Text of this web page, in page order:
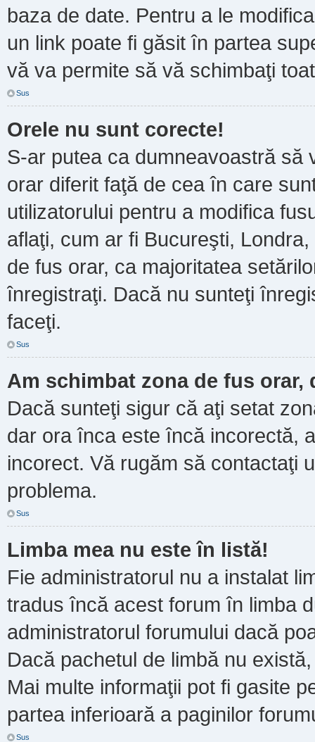
baza de date. Pentru a le
un link poate fi găsit în partea
vă va permite să vă schimbaţi
Sus
Orele nu sunt corecte!
S-ar putea ca dumneavoastră să
orar diferit faţă de cea în care
utilizatorului pentru a modifica
aflaţi, cum ar fi Bucureşti,
de fus orar, ca majoritatea
înregistraţi. Dacă nu sunteţi
faceţi.
Sus
Am schimbat zona de fus orar,
Dacă sunteţi sigur că aţi setat
dar ora înca este încă incorectă,
incorect. Vă rugăm să contactaţi
problema.
Sus
Limba mea nu este în listă!
Fie administratorul nu a instalat
tradus încă acest forum în limba
administratorul forumului dacă
Dacă pachetul de limbă nu
Mai multe informaţii pot fi gasite
partea inferioară a paginilor
Sus